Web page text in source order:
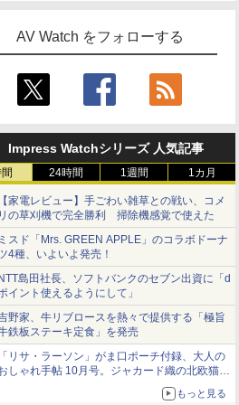
AV Watch をフォローする
Impress Watchシリーズ 人気記事
24時間 1週間 1カ月
家電レビュー】手ごわい雑草との戦い、コメ
の草刈機で完全勝利 掃除機感覚で使えた
スド「Mrs. GREEN APPLE」のコラボドーナ
4種、いよいよ発売！
島田社長、ソフトバンクのセブン出資に「d
イント使えるようにして」
野家、牛リブロースを熱々で提供する「極旨
鉄板ステーキ定食」を発売
リサ・ラーソン」がま口ポーチ付録、大人の
しゃれ手帖 10月号。ジャカード織の北欧猫デ
もっと見る